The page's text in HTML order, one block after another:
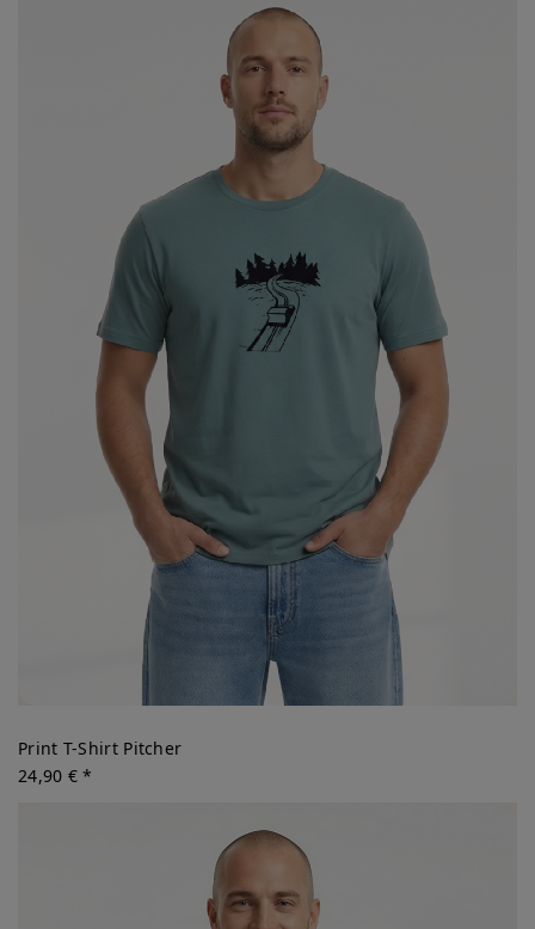
Print T-Shirt Pitcher
24,90 € *